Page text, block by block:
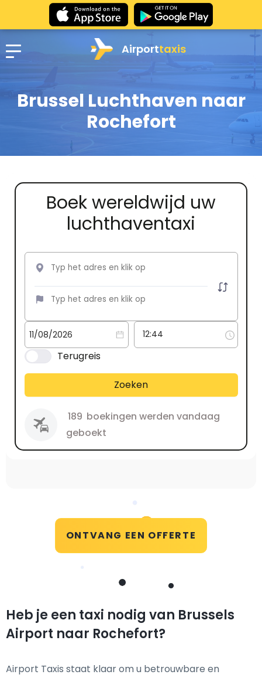
Airporttaxis
Brussel Luchthaven naar
Rochefort
Boek wereldwijd uw
luchthaventaxi
Terugreis
Zoeken
189 boekingen werden vandaag
geboekt
ONTVANG EEN OFFERTE
Heb je een taxi nodig van Brussels
Airport naar Rochefort?
Airport Taxis staat klaar om u betrouwbare en